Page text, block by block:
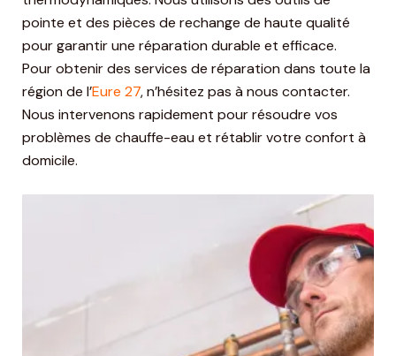
pointe et des pièces de rechange de haute qualité
pour garantir une réparation durable et efficace.
Pour obtenir des services de réparation dans toute la
région de l’Eure 27, n’hésitez pas à nous contacter.
Nous intervenons rapidement pour résoudre vos
problèmes de chauffe-eau et rétablir votre confort à
domicile.